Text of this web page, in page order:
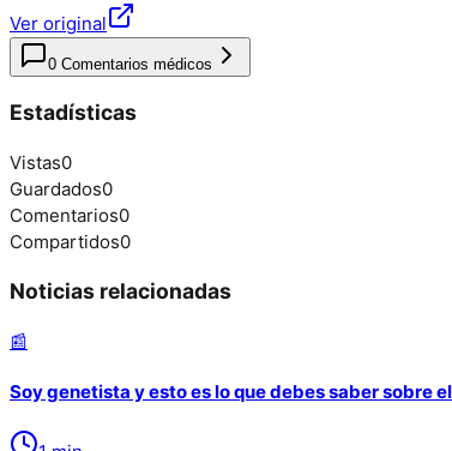
Ver original
0 Comentarios médicos
Estadísticas
Vistas0
Guardados0
Comentarios0
Compartidos0
Noticias relacionadas
📰
Soy genetista y esto es lo que debes saber sobre